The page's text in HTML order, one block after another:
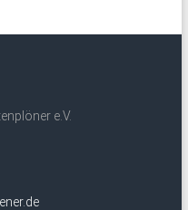
e.V.